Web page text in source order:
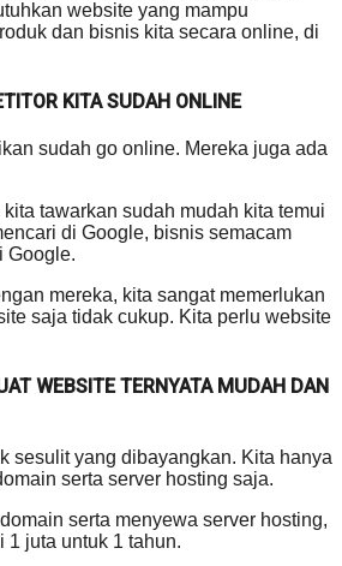
website yang mampu
dan bisnis kita secara online, di
KITA SUDAH ONLINE
sudah go online. Mereka juga ada
tawarkan sudah mudah kita temui
di Google, bisnis semacam
Google.
mereka, kita sangat memerlukan
saja tidak cukup. Kita perlu website
WEBSITE TERNYATA MUDAH DAN
sesulit yang dibayangkan. Kita hanya
serta server hosting saja.
serta menyewa server hosting,
1 juta untuk 1 tahun.